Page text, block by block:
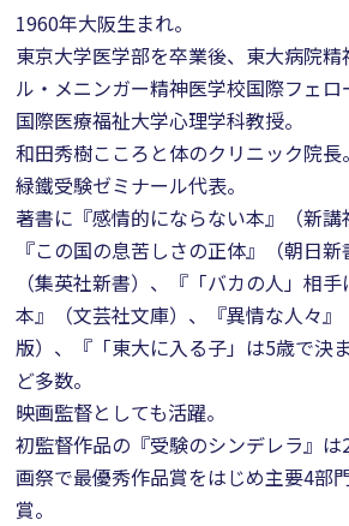
1960年大阪生まれ。
東京大学医学部を卒業後、東大病院
ル・メニンガー精神医学校国際フェ
国際医療福祉大学心理学科教授。
和田秀樹こころと体のクリニック院長。
緑鐵受験ゼミナール代表。
著書に『感情的にならない本』（新講
『この国の息苦しさの正体』（朝日新
（集英社新書）、『「バカの人」相
本』（文芸社文庫）、『異情な人々
版）、『「東大に入る子」は5歳で決
ど多数。
映画監督としても活躍。
初監督作品の『受験のシンデレラ』
画祭で最優秀作品賞をはじめ主要4部
賞。